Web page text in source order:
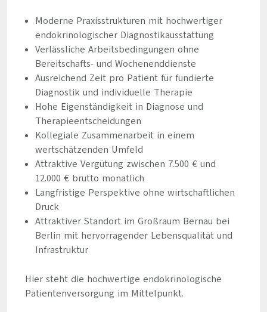
Moderne Praxisstrukturen mit hochwertiger
endokrinologischer Diagnostikausstattung
Verlässliche Arbeitsbedingungen ohne
Bereitschafts- und Wochenenddienste
Ausreichend Zeit pro Patient für fundierte
Diagnostik und individuelle Therapie
Hohe Eigenständigkeit in Diagnose und
Therapieentscheidungen
Kollegiale Zusammenarbeit in einem
wertschätzenden Umfeld
Attraktive Vergütung zwischen 7.500 € und
12.000 € brutto monatlich
Langfristige Perspektive ohne wirtschaftlichen
Druck
Attraktiver Standort im Großraum Bernau bei
Berlin mit hervorragender Lebensqualität und
Infrastruktur
Hier steht die hochwertige endokrinologische
Patientenversorgung im Mittelpunkt.